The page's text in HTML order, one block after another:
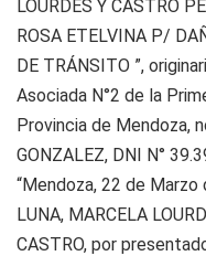
LOURDES Y CASTRO
ROSA ETELVINA P/
DE TRÁNSITO ”,
Asociada N°2 de la
Provincia de Mendoza,
GONZALEZ, DNI N°
“Mendoza, 22 de Marzo
LUNA, MARCELA
CASTRO, por